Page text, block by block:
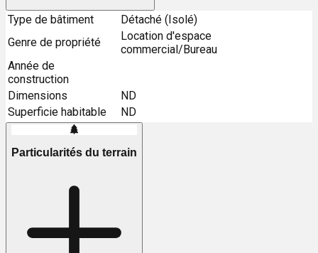
Type de bâtiment
Détaché (Isolé)
Genre de propriété
Location d'espace
commercial/Bureau
Année de
construction
Dimensions
ND
Superficie habitable
ND
Particularités du terrain